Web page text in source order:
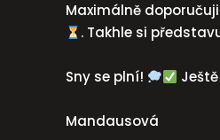
Maximálně
. Takhle si
Sny se plní!
Mandausová